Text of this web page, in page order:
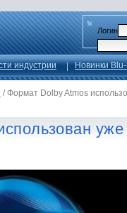
Логин
индустрии Новинки
/ Формат Dolby Atmos
уже